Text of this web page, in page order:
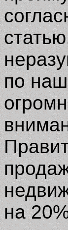
по
на